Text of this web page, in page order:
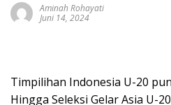
Aminah Rohayati
Juni 14, 2024
Timpilihan Indonesia U-20
Hingga Seleksi Gelar Asia U-